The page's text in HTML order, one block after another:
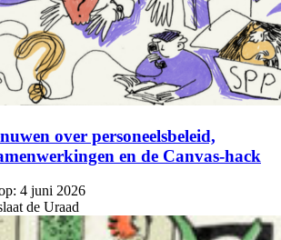
over personeelsbeleid,
en de Canvas-hack
4 juni 2026
de Uraad